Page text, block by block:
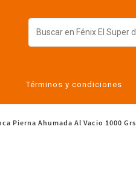
Términos y condiciones
Pierna Ahumada Al Vacio 1000 Grs